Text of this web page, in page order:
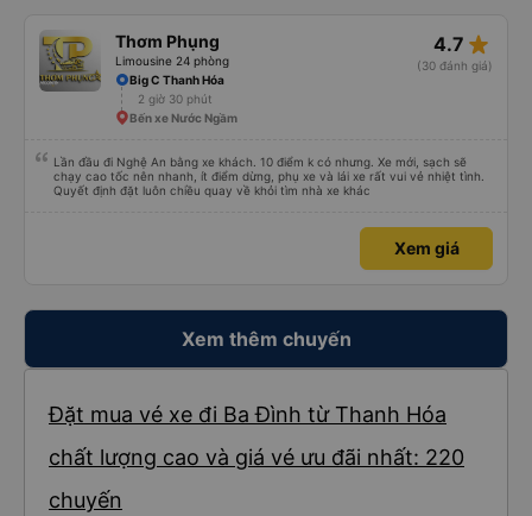
Thơm Phụng
Limousine 24 phòng
4.7 star_rate
(30 đánh giá)
Big C Thanh Hóa
2 giờ 30 phút
Bến xe Nước Ngầm
Lần đầu đi Nghệ An bằng xe khách. 10 điểm k có nhưng. Xe mới, sạch sẽ
chạy cao tốc nên nhanh, ít điểm dừng, phụ xe và lái xe rất vui vẻ nhiệt tình.
Quyết định đặt luôn chiều quay về khỏi tìm nhà xe khác
Xem giá
Xem thêm chuyến
Đặt mua vé xe đi Ba Đình từ Thanh Hóa
chất lượng cao và giá vé ưu đãi nhất: 220
chuyến